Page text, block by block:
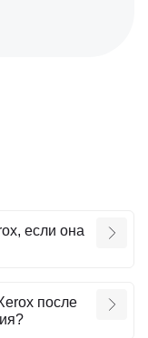
если она
после